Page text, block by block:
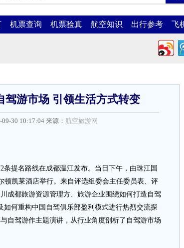
机票查询 机票验真 航空知识 出行参考 飞
驾游市场 引领生活方式转变
09-30 10:17:04 来源： 航空旅游网
提名路线在成都温江发布。当日下午，由珠江国
顿凯莱酒店举行。来自评选组委会主任委员表、评
成都旅游资源管理方、旅游企业围绕如何打造自驾
何重构中国自驾俱乐部盈利模式进行热烈交流探
自驾游作主题演讲，从行业角度剖析了自驾游市场